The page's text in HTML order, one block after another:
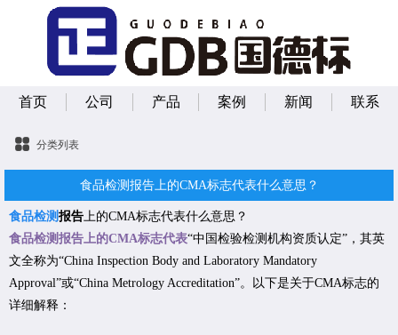
首页 公司 产品 案例 新闻 联系
分类列表
食品检测报告上的CMA标志代表什么意思？
食品检测报告上的CMA标志代表什么意思？
食品检测报告上的CMA标志代表“中国检验检测机构资质认定”，其英
文全称为“China Inspection Body and Laboratory Mandatory
Approval”或“China Metrology Accreditation”。以下是关于CMA标志的
详细解释：